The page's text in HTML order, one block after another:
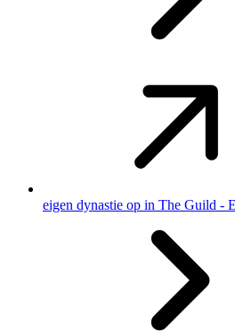
eigen dynastie op in The Guild -